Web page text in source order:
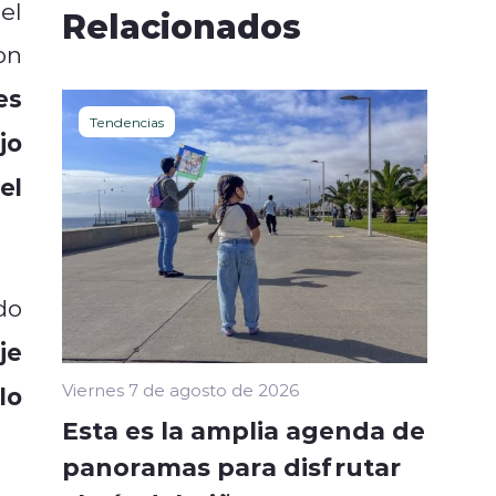
Relacionados
Tendencias
Viernes 7 de agosto de 2026
Esta es la amplia agenda de
panoramas para disfrutar